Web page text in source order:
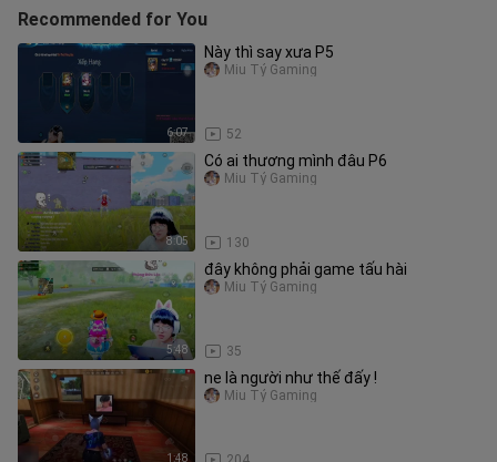
Recommended for You
6:07
Này thì say xưa P5
52
Miu Tỷ Gaming
8:05
Có ai thương mình đâu P6
130
Miu Tỷ Gaming
5:48
đây không phải game tấu hài
35
Miu Tỷ Gaming
1:48
ne là người như thế đấy !
Miu Tỷ Gaming